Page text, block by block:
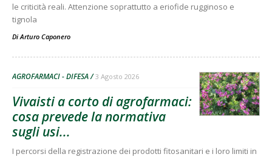
le criticità reali. Attenzione soprattutto a eriofide rugginoso e
tignola
Di Arturo Caponero
AGROFARMACI - DIFESA 3 Agosto 2026
Vivaisti a corto di agrofarmaci:
cosa prevede la normativa
sugli usi...
I percorsi della registrazione dei prodotti fitosanitari e i loro limiti in